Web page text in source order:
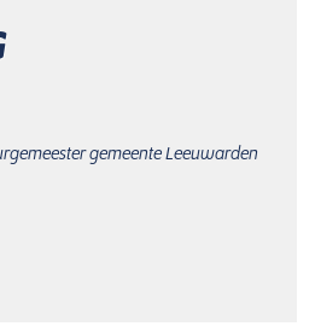
gemeente Leeuwarden